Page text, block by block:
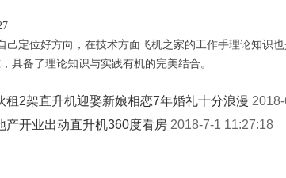
己定位好方向，在技术方面飞机之家的工作手理论知识
具备了理论知识与实践有机的完美结合。
租2架直升机迎娶新娘相恋7年婚礼十分浪漫
产开业出动直升机360度看房 2018-7-1 11:27:18